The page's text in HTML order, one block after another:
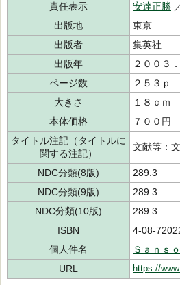
責任表示
安達正勝
出版地
東京
出版者
集英社
出版年
２００３
ページ数
２５３ｐ
大きさ
１８ｃｍ
本体価格
７００円
タイトル注記（タイトルに
関する注記）
文献等：
NDC分類(8版)
289.3
NDC分類(9版)
289.3
NDC分類(10版)
289.3
ISBN
4-08-
個人件名
Ｓａｎｓ
URL
https://